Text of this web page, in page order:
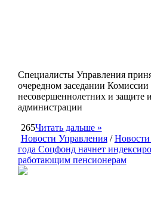
Специалисты Управления
очередном заседании Комиссии
несовершеннолетних и защите
администрации
Читать дальше »
265
Новости Управления/
года Соцфонд начнет
работающим пенсионерам